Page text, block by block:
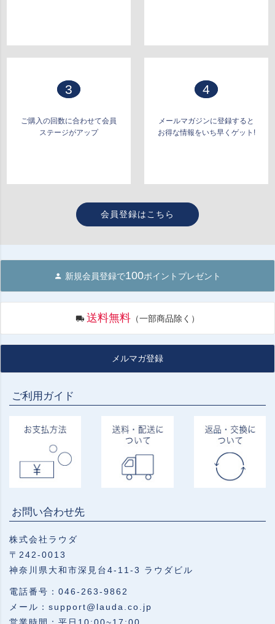
3
ご購入の回数に合わせて会員
ステージがアップ
4
メールマガジンに登録すると
お得な情報をいち早くゲット!
会員登録はこちら
新規会員登録で100ポイントプレゼント
送料無料 （一部商品除く）
メルマガ登録
ご利用ガイド
お問い合わせ先
株式会社ラウダ
〒242-0013
神奈川県大和市深見台4-11-3 ラウダビル
電話番号：046-263-9862
メール：support@lauda.co.jp